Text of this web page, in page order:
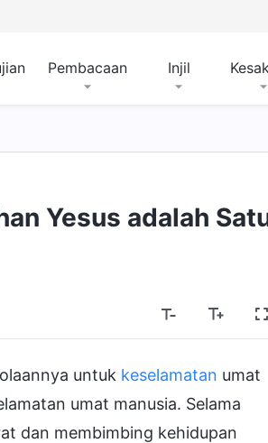
Pembacaan Injil
Yesus adalah
untuk keselamatan umat
umat manusia. Selama
dan membimbing kehidupan